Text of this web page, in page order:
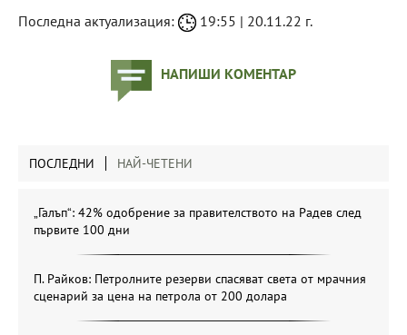
Последна актуализация: 19:55 | 20.11.22 г.
НАПИШИ КОМЕНТАР
ПОСЛЕДНИ НАЙ-ЧЕТЕНИ
„Галъп“: 42% одобрение за правителството на Радев след
първите 100 дни
П. Райков: Петролните резерви спасяват света от мрачния
сценарий за цена на петрола от 200 долара